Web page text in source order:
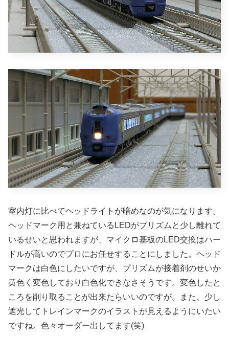
室内灯に比べてヘッドライトが暗めなのが気になります。
ヘッドマーク用と兼ねているLEDがプリズムと少し離れて
いるせいと思われますが、マイクロ基板のLED交換はハー
ドルが高いのでプロにお任せすることにしました。ヘッド
マークは白色にしたいですが、プリズムが接着剤のせいか
黄色く変色しており白色化できなさそうです。変色したと
ころを削り取ることが出来たらいいのですが。また、少し
遮光してトレインマークのイラストが見えるようにいたい
ですね。色々オーダー出してます(笑)